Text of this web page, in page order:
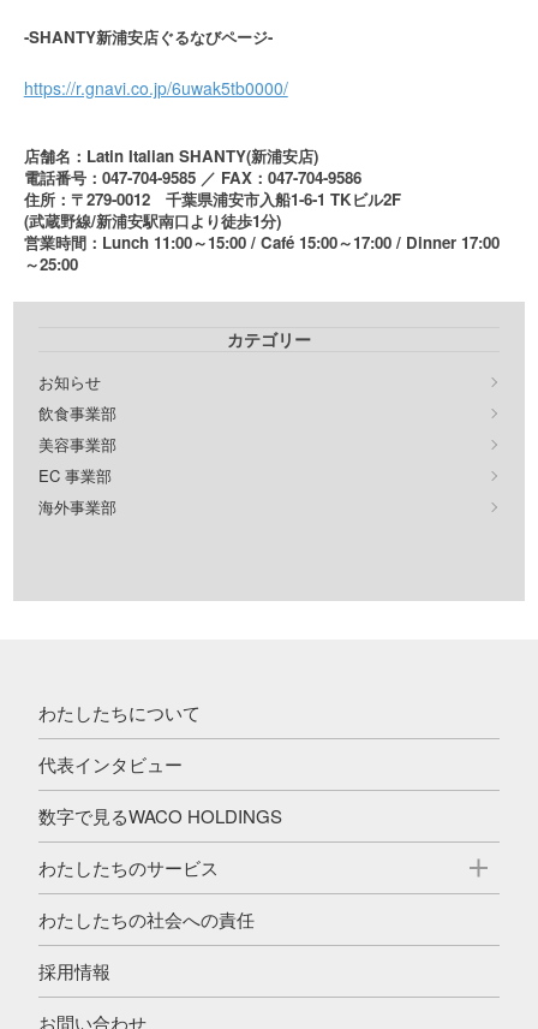
-SHANTY新浦安店ぐるなびページ-
https://r.gnavi.co.jp/6uwak5tb0000/
店舗名：Latin Italian SHANTY(新浦安店)
電話番号：047-704-9585 ／ FAX：047-704-9586
住所：〒279-0012 千葉県浦安市入船1-6-1 TKビル2F
(武蔵野線/新浦安駅南口より徒歩1分)
営業時間：Lunch 11:00～15:00 / Café 15:00～17:00 / Dinner 17:00
～25:00
カテゴリー
お知らせ
飲食事業部
美容事業部
EC 事業部
海外事業部
わたしたちについて
代表インタビュー
数字で見るWACO HOLDINGS
わたしたちのサービス
わたしたちの社会への責任
採用情報
お問い合わせ